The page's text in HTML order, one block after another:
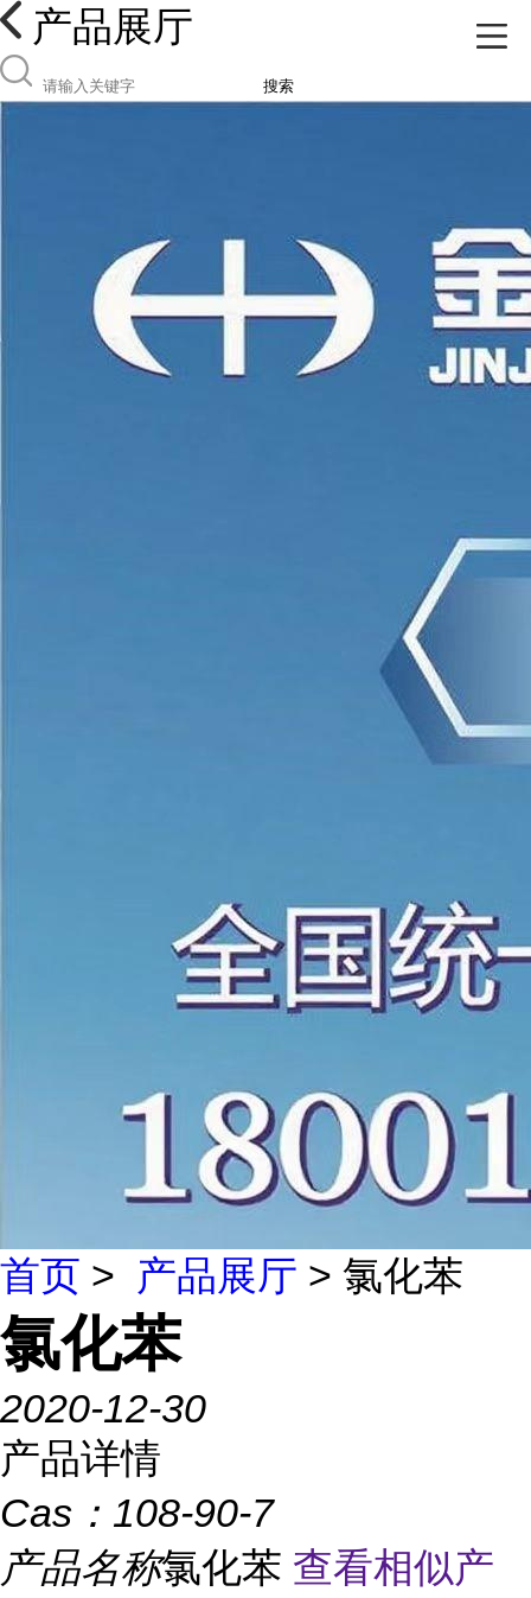
产品展厅
搜索
首页 > 产品展厅 > 氯化苯
氯化苯
2020-12-30
产品详情
Cas： 108-90-7
产品名称氯化苯 查看相似产